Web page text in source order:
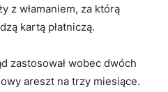
z włamaniem, za którą
kartą płatniczą.
zastosował wobec dwóch
areszt na trzy miesiące.